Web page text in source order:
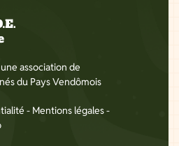
association de
du Pays Vendômois
- Mentions légales-